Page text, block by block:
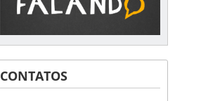
CONTATOS